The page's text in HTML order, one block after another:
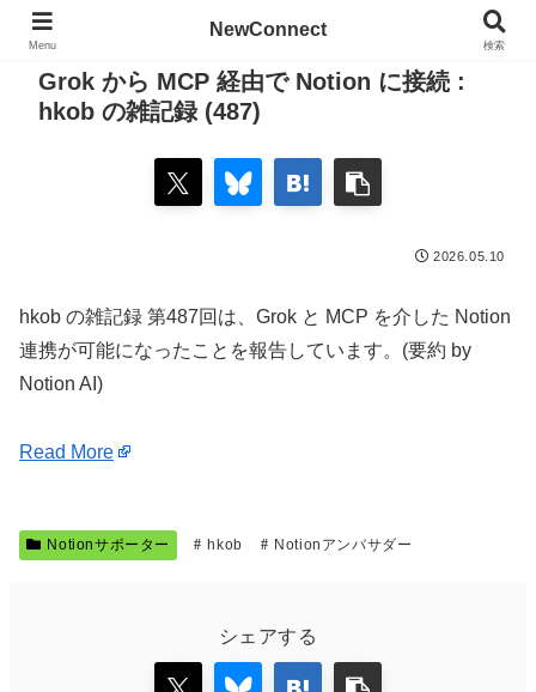
Grok から MCP 経由で Notion に接続 :
hkob の雑記録 (487)
2026.05.10
hkob の雑記録 第487回は、Grok と MCP を介した Notion
連携が可能になったことを報告しています。(要約 by
Notion AI)
Read More
Notionサポーター hkob Notionアンバサダー
シェアする
Menu
NewConnect
検索